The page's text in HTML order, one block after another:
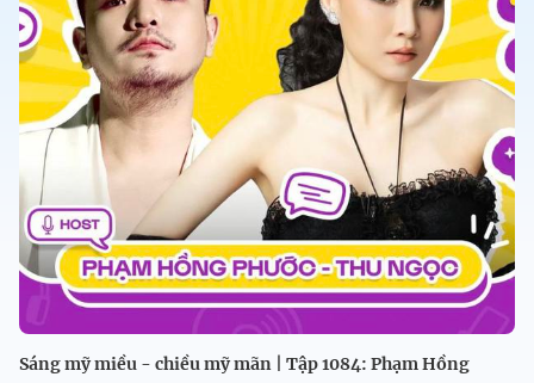
Sáng mỹ miều - chiều mỹ mãn | Tập 1084: Phạm Hồng